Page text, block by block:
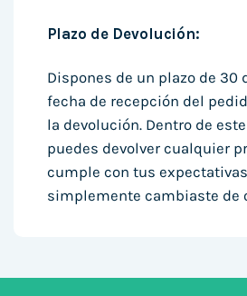
Plazo de Devolución:
Dispones de un plazo de 30
fecha de recepción del
la devolución. Dentro de
puedes devolver cualquier
cumple con tus
simplemente cambiaste de